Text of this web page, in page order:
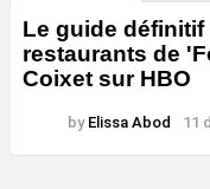
Le guide
restaurants de
Coixet sur HBO
by Elissa Abod 11